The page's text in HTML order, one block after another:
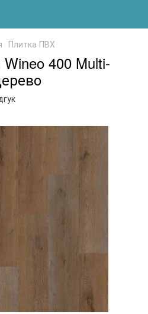
Плитка ПВХ
Wineo 400 Multi-